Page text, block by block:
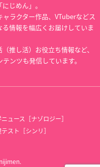
じめん」。
ラクター作品、VTuberなどス
情報を幅広くお届けしていま
推し活）お役立ち情報など、
ンツも発信しています。
ュース［ナゾロジー］
スト［シンリ］